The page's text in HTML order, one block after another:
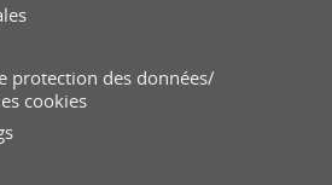
protection des données/
cookies